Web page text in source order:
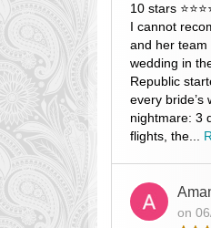
10 stars
I cannot
and her
wedding in
Republic
every bride’s
nightmare: 3
flights, the...
on